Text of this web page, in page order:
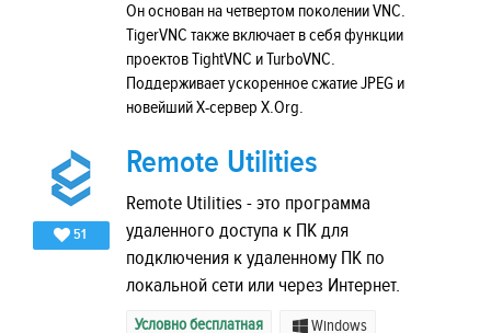
Он основан на четвертом поколении VNC.
TigerVNC также включает в себя функции
проектов TightVNC и TurboVNC.
Поддерживает ускоренное сжатие JPEG и
новейший X-сервер X.Org.
51
Remote Utilities
Remote Utilities - это программа
удаленного доступа к ПК для
подключения к удаленному ПК по
локальной сети или через Интернет.
Условно бесплатная Windows